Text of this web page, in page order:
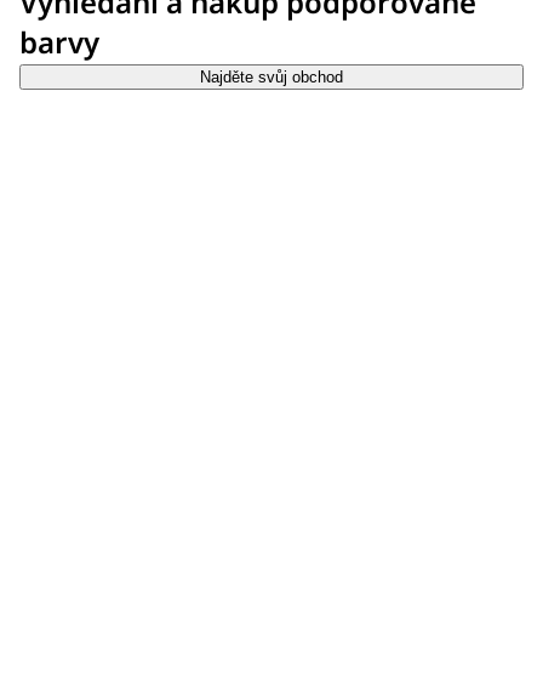
barvy
Najděte svůj obchod